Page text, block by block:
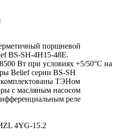
поршневой
BS-SH-4H15-48E.
Вт при условиях +5/50°C на
Belief серии BS-SH
ТЭНом
с масляным насосом
реле